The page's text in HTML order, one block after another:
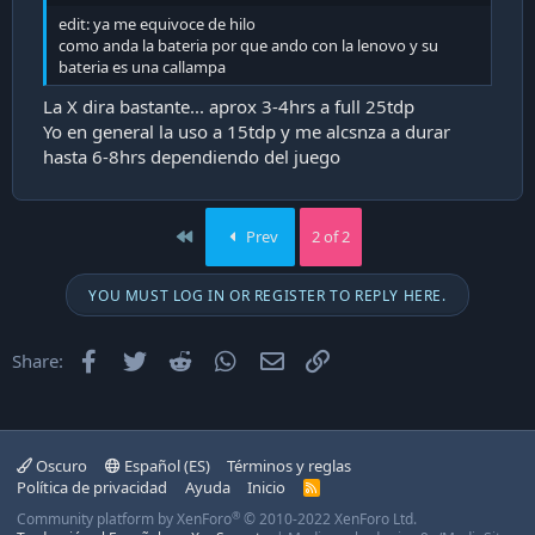
Al seleccionar Bazzite el booteo es el siguiente
edit: ya me equivoce de hilo
como anda la bateria por que ando con la lenovo y su
bateria es una callampa
La X dira bastante... aprox 3-4hrs a full 25tdp
Yo en general la uso a 15tdp y me alcsnza a durar
hasta 6-8hrs dependiendo del juego
First Prev 2 of 2
YOU MUST LOG IN OR REGISTER TO REPLY HERE.
Share: Facebook
Twitter Reddit WhatsApp
Email
Oscuro Español (ES)
Términos y reglas
Política de privacidad
Ayuda Inicio
R
S
Community platform by XenForo® © 2010-2022 XenForo Ltd.